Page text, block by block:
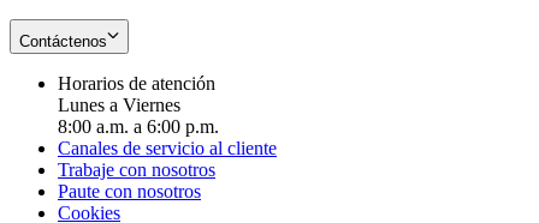
Contáctenos
Horarios de atención
Lunes a Viernes
8:00 a.m. a 6:00 p.m.
Canales de servicio al cliente
Trabaje con nosotros
Paute con nosotros
Cookies